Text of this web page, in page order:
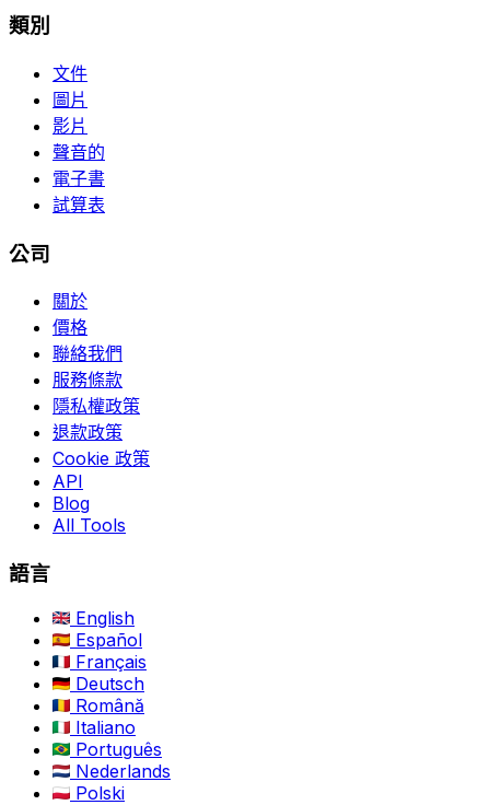
類別
文件
圖片
影片
聲音的
電子書
試算表
公司
關於
價格
聯絡我們
服務條款
隱私權政策
退款政策
Cookie 政策
API
Blog
All Tools
語言
English
Español
Français
Deutsch
Română
Italiano
Português
Nederlands
Polski